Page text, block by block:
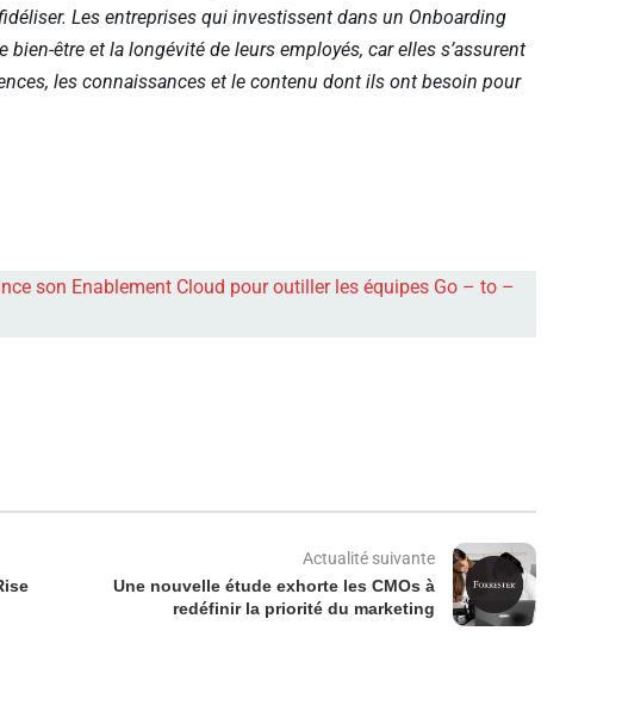
Les entreprises qui investissent dans un Onboarding
être et la longévité de leurs employés, car elles s’assurent
les connaissances et le contenu dont ils ont besoin pour
son Enablement Cloud pour outiller les équipes Go – to –
Actualité suivante
Une nouvelle étude exhorte les CMOs à
redéfinir la priorité du marketing